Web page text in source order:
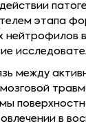
этапа
между
в